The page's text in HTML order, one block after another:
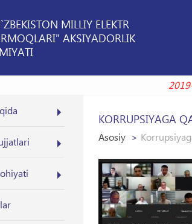
MILLIY ELEKTR
AKSIYADORLIK
KORRUPSIYAGA
Asosiy